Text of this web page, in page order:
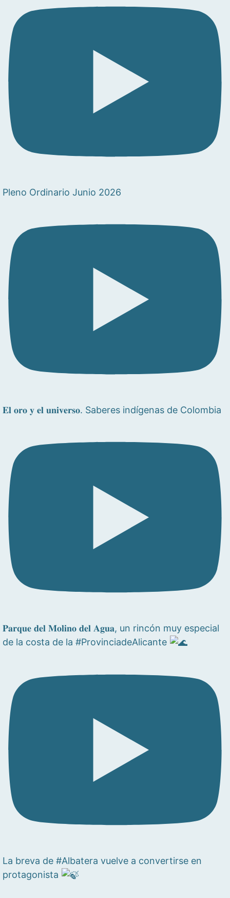
Pleno Ordinario Junio 2026
𝐄𝐥 𝐨𝐫𝐨 𝐲 𝐞𝐥 𝐮𝐧𝐢𝐯𝐞𝐫𝐬𝐨. Saberes indígenas de Colombia
𝐏𝐚𝐫𝐪𝐮𝐞 𝐝𝐞𝐥 𝐌𝐨𝐥𝐢𝐧𝐨 𝐝𝐞𝐥 𝐀𝐠𝐮𝐚, un rincón muy especial
de la costa de la #ProvinciadeAlicante
La breva de #Albatera vuelve a convertirse en
protagonista